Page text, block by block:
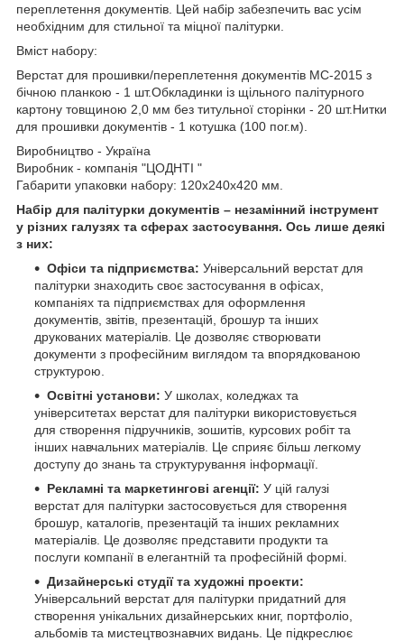
переплетення документів. Цей набір забезпечить вас усім
необхідним для стильної та міцної палітурки.
Вміст набору:
Верстат для прошивки/переплетення документів МС-2015 з
бічною планкою - 1 шт.Обкладинки із щільного палітурного
картону товщиною 2,0 мм без титульної сторінки - 20 шт.Нитки
для прошивки документів - 1 котушка (100 пог.м).
Виробництво - Україна
Виробник - компанія "ЦОДНТІ "
Габарити упаковки набору: 120x240x420 мм.
Набір для палітурки документів – незамінний інструмент
у різних галузях та сферах застосування. Ось лише деякі
з них:
Офіси та підприємства: Універсальний верстат для
палітурки знаходить своє застосування в офісах,
компаніях та підприємствах для оформлення
документів, звітів, презентацій, брошур та інших
друкованих матеріалів. Це дозволяє створювати
документи з професійним виглядом та впорядкованою
структурою.
Освітні установи: У школах, коледжах та
університетах верстат для палітурки використовується
для створення підручників, зошитів, курсових робіт та
інших навчальних матеріалів. Це сприяє більш легкому
доступу до знань та структурування інформації.
Рекламні та маркетингові агенції: У цій галузі
верстат для палітурки застосовується для створення
брошур, каталогів, презентацій та інших рекламних
матеріалів. Це дозволяє представити продукти та
послуги компанії в елегантній та професійній формі.
Дизайнерські студії та художні проекти:
Універсальний верстат для палітурки придатний для
створення унікальних дизайнерських книг, портфоліо,
альбомів та мистецтвознавчих видань. Це підкреслює